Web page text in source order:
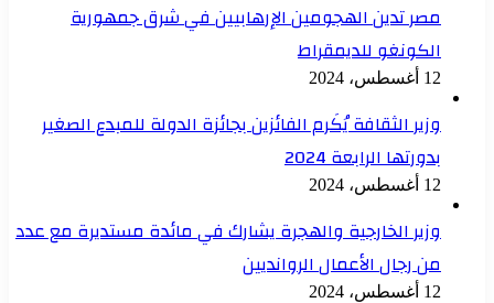
مصر تدين الهجومين الإرهابيين في شرق جمهورية
الكونغو للديمقراط
12 أغسطس، 2024
وزير الثقافة يُكَرم الفائزين بجائزة الدولة للمبدع الصغير
بدورتها الرابعة 2024
12 أغسطس، 2024
وزير الخارجية والهجرة يشارك في مائدة مستديرة مع عدد
من رجال الأعمال الروانديين
12 أغسطس، 2024